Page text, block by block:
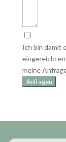
Ich bin damit
meine
Anfragen